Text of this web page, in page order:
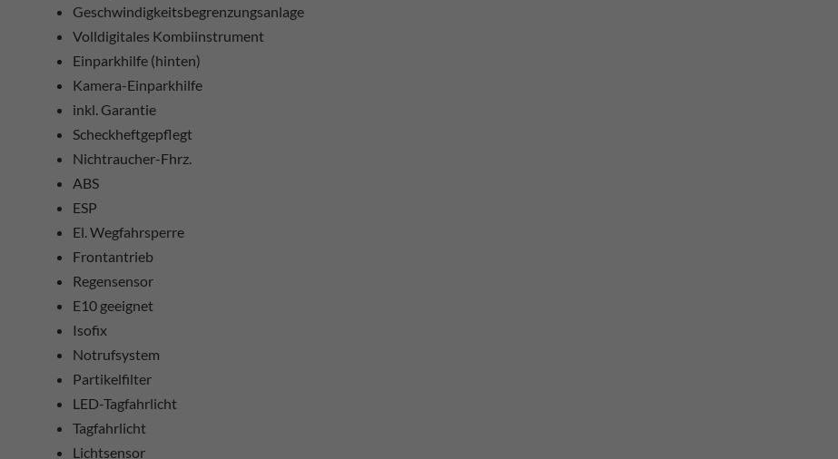
Geschwindigkeitsbegrenzungsanlage
Volldigitales Kombiinstrument
Einparkhilfe (hinten)
Kamera-Einparkhilfe
inkl. Garantie
Scheckheftgepflegt
Nichtraucher-Fhrz.
ABS
ESP
El. Wegfahrsperre
Frontantrieb
Regensensor
E10 geeignet
Isofix
Notrufsystem
Partikelfilter
LED-Tagfahrlicht
Tagfahrlicht
Lichtsensor